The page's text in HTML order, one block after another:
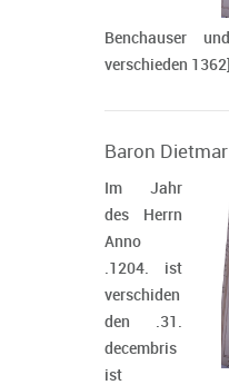
Benchauser
verschieden 1362].
Baron
Im Jahr
des Herrn
Anno
.1204. ist
verschiden
den .31.
decembris
ist